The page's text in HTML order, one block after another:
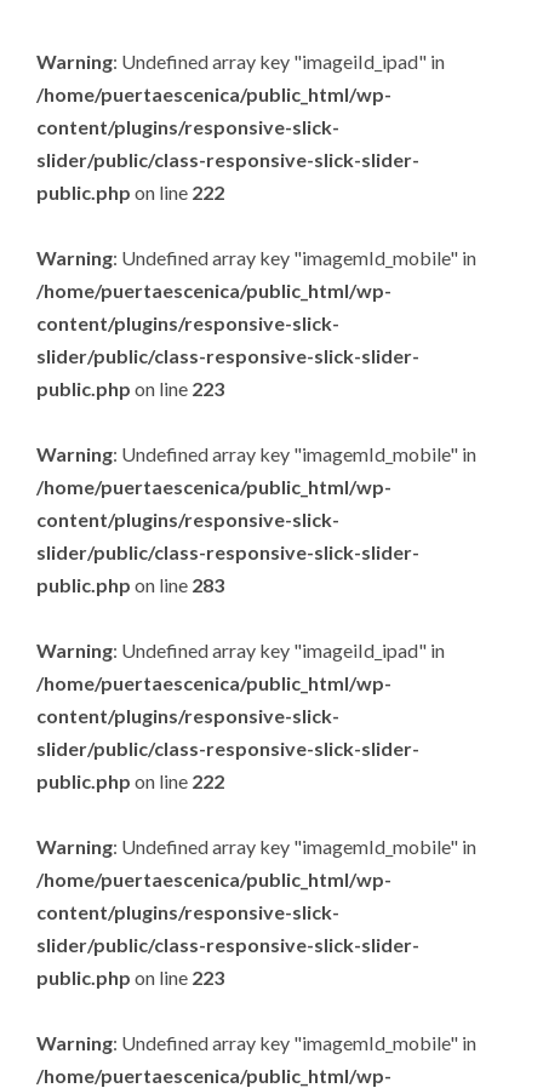
Warning: Undefined array key "imageiId_ipad" in
/home/puertaescenica/public_html/wp-
content/plugins/responsive-slick-
slider/public/class-responsive-slick-slider-
public.php on line 222
Warning: Undefined array key "imagemId_mobile" in
/home/puertaescenica/public_html/wp-
content/plugins/responsive-slick-
slider/public/class-responsive-slick-slider-
public.php on line 223
Warning: Undefined array key "imagemId_mobile" in
/home/puertaescenica/public_html/wp-
content/plugins/responsive-slick-
slider/public/class-responsive-slick-slider-
public.php on line 283
Warning: Undefined array key "imageiId_ipad" in
/home/puertaescenica/public_html/wp-
content/plugins/responsive-slick-
slider/public/class-responsive-slick-slider-
public.php on line 222
Warning: Undefined array key "imagemId_mobile" in
/home/puertaescenica/public_html/wp-
content/plugins/responsive-slick-
slider/public/class-responsive-slick-slider-
public.php on line 223
Warning: Undefined array key "imagemId_mobile" in
/home/puertaescenica/public_html/wp-